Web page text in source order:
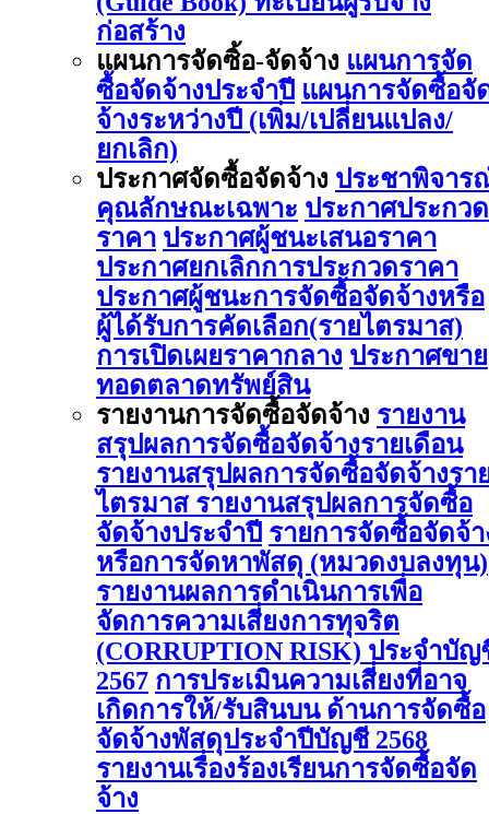
ก่อสร้าง
แผนการจัดซิ้อ-จัดจ้าง แผนการจัด
ซื้อจัดจ้างประจำปี แผนการจัดซื้อจั
จ้างระหว่างปี (เพิ่ม/เปลี่ยนแปลง/
ยกเลิก)
ประกาศจัดซื้อจัดจ้าง ประชาพิจาร
คุณลักษณะเฉพาะ ประกาศประกวด
ราคา ประกาศผู้ชนะเสนอราคา
ประกาศยกเลิกการประกวดราคา
ประกาศผู้ชนะการจัดซื้อจัดจ้างหรือ
ผู้ได้รับการคัดเลือก(รายไตรมาส)
การเปิดเผยราคากลาง ประกาศขาย
ทอดตลาดทรัพย์สิน
รายงานการจัดซื้อจัดจ้าง รายงาน
สรุปผลการจัดซื้อจัดจ้างรายเดือน
รายงานสรุปผลการจัดซื้อจัดจ้างรา
ไตรมาส รายงานสรุปผลการจัดซื้อ
จัดจ้างประจำปี รายการจัดซื้อจัดจ้า
หรือการจัดหาพัสดุ (หมวดงบลงทุน)
รายงานผลการดําเนินการเพื่อ
จัดการความเสี่ยงการทุจริต
(CORRUPTION RISK) ประจําบัญ
2567 การประเมินความเสี่ยงที่อาจ
เกิดการให้/รับสินบน ด้านการจัดซื้อ
จัดจ้างพัสดุประจําปีบัญชี 2568
รายงานเรื่องร้องเรียนการจัดซื้อจัด
จ้าง